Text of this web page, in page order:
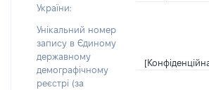
України:
Унікальний номер
запису в Єдиному
державному
демографічному
реєстрі (за